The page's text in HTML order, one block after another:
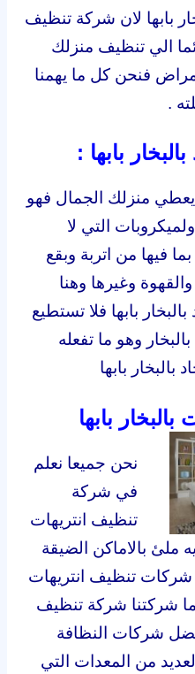
بابها لان شركة تنظيف
الي تنظيف منزلك
فنحن كل ما يهمنا
.
بابها :
يعطي منزلك الجمال فهو
التي لا
فيها من اتربة وبقع
وغيرها وهنا
بابها فلا تستطيع
بالبخار وهو ما تفعله
بابها
بابها
نحن جميعا نعلم
في شركة
تنظيف انتريهات
ملئ بالاماكن الضيقة
تنظيف انتريهات
اما شركتنا شركة تنظيف
افضل شركات النظافة
العديد من المعدات التي